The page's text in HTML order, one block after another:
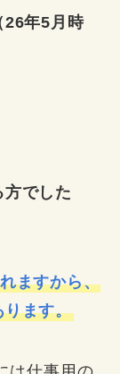
26年5月時
でした
ますから、
ります。